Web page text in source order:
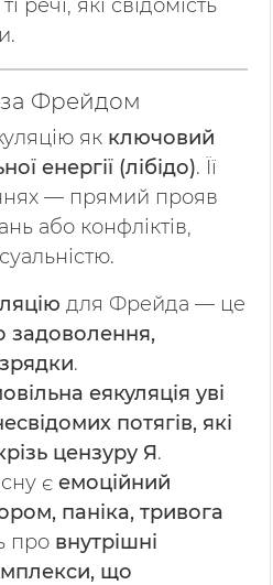
речі, які свідомість
Фрейдом
як ключовий
енергії (лібідо). Її
— прямий прояв
або конфліктів,
для Фрейда — це
задоволення,
.
еякуляція уві
потягів, які
цензуру Я.
є емоційний
паніка, тривога
про внутрішні
що